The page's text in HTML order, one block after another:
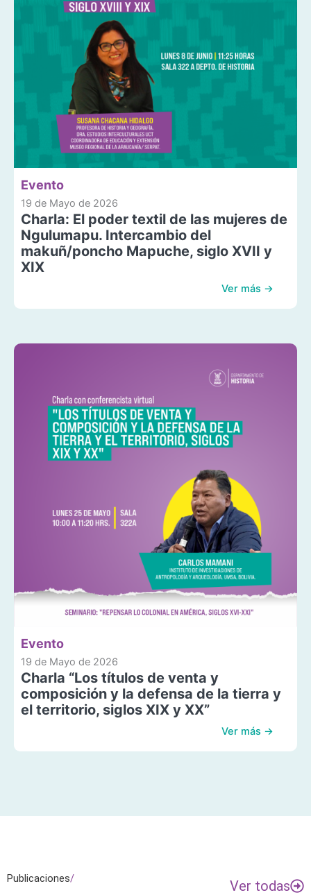
Evento
19 de Mayo de 2026
Charla: El poder textil de las mujeres de
Ngulumapu. Intercambio del
makuñ/poncho Mapuche, siglo XVII y
XIX
Ver más →
Evento
19 de Mayo de 2026
Charla “Los títulos de venta y
composición y la defensa de la tierra y
el territorio, siglos XIX y XX”
Ver más →
Publicaciones/ Ver todas